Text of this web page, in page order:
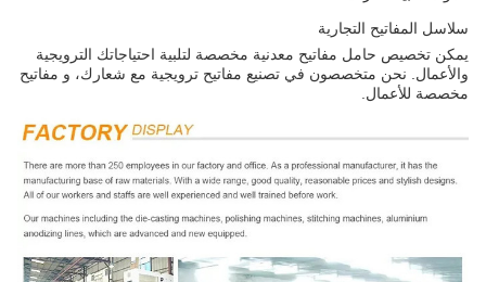
سلاسل المفاتيح التجارية
يمكن تخصيص حامل مفاتيح معدنية مخصصة لتلبية احتياجاتك الترويجية
والأعمال. نحن متخصصون في تصنيع مفاتيح ترويجية مع شعارك، و مفاتيح
مخصصة للأعمال.